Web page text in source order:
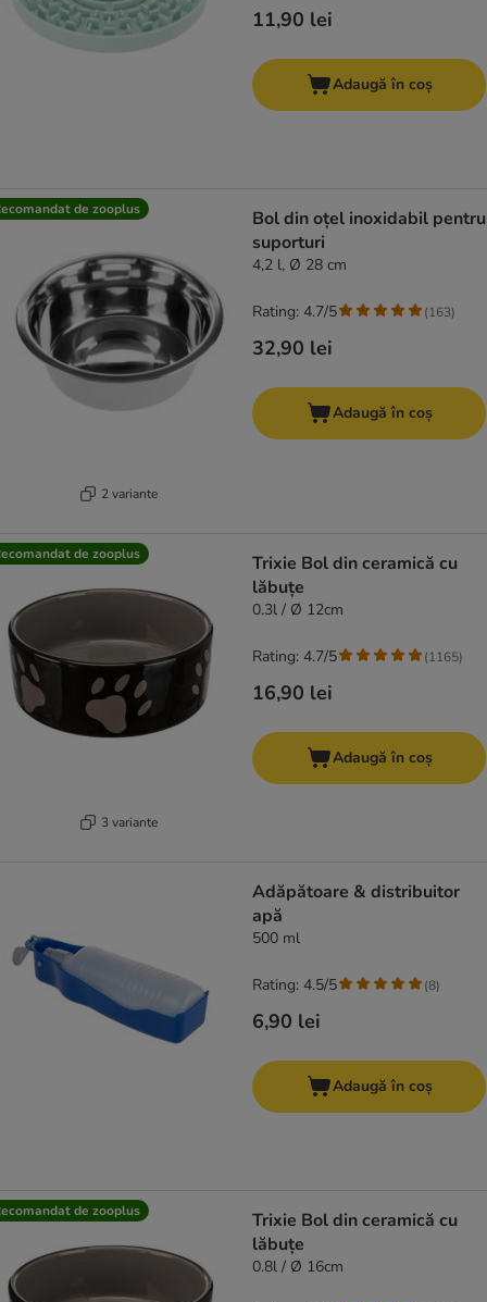
11,90 lei
Adaugă în coș
de zooplus
2 variante
Bol din oțel inoxidabil pentru
suporturi
4,2 l, Ø 28 cm
32,90 lei
Rating: 4.7/5 (163)
Adaugă în coș
de zooplus
3 variante
Trixie Bol din ceramică cu
lăbuțe
0.3l / Ø 12cm
16,90 lei
Rating: 4.7/5 (1165)
Adaugă în coș
Adăpătoare & distribuitor
apă
500 ml
6,90 lei
Rating: 4.5/5 (8)
Adaugă în coș
de zooplus
Trixie Bol din ceramică cu
lăbuțe
0.8l / Ø 16cm